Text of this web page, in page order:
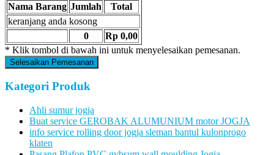
Nama Barang Jumlah Total
0 Rp 0,00
keranjang anda kosong
* Klik tombol di bawah ini untuk menyelesaikan pemesanan.
Selesaikan Pemesanan
Kategori Produk
Ahli sumur jogja
Buat service GEROBAK ALUMUNIUM motor JOGJA
info service rolling door jogja sleman bantul kulonprogo
klaten